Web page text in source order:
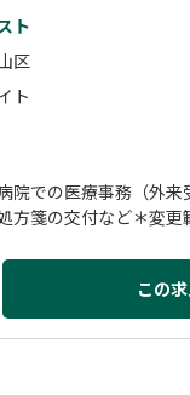
ト
区
ト
院での医療事務（外
方箋の交付など＊変更
この